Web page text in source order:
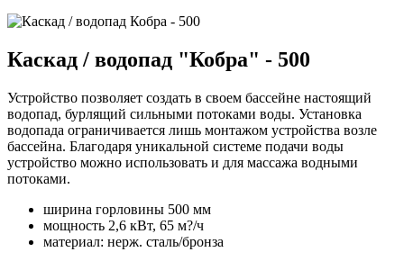
Каскад / водопад "Кобра" - 500
Устройство позволяет создать в своем бассейне настоящий
водопад, бурлящий сильными потоками воды. Установка
водопада ограничивается лишь монтажом устройства возле
бассейна. Благодаря уникальной системе подачи воды
устройство можно использовать и для массажа водными
потоками.
ширина горловины 500 мм
мощность 2,6 кВт, 65 м?/ч
материал: нерж. сталь/бронза